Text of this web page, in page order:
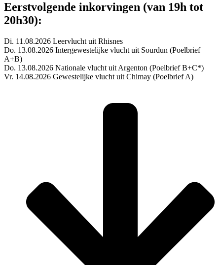
Eerstvolgende inkorvingen (van 19h tot
20h30):
Di. 11.08.2026 Leervlucht uit Rhisnes
Do. 13.08.2026 Intergewestelijke vlucht uit Sourdun (Poelbrief
A+B)
Do. 13.08.2026 Nationale vlucht uit Argenton (Poelbrief B+C*)
Vr. 14.08.2026 Gewestelijke vlucht uit Chimay (Poelbrief A)